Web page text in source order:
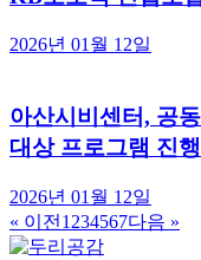
2026년 01월 12일
아산시비센터, 공
대상 프로그램 진행
2026년 01월 12일
« 이전 1 234567다음 »